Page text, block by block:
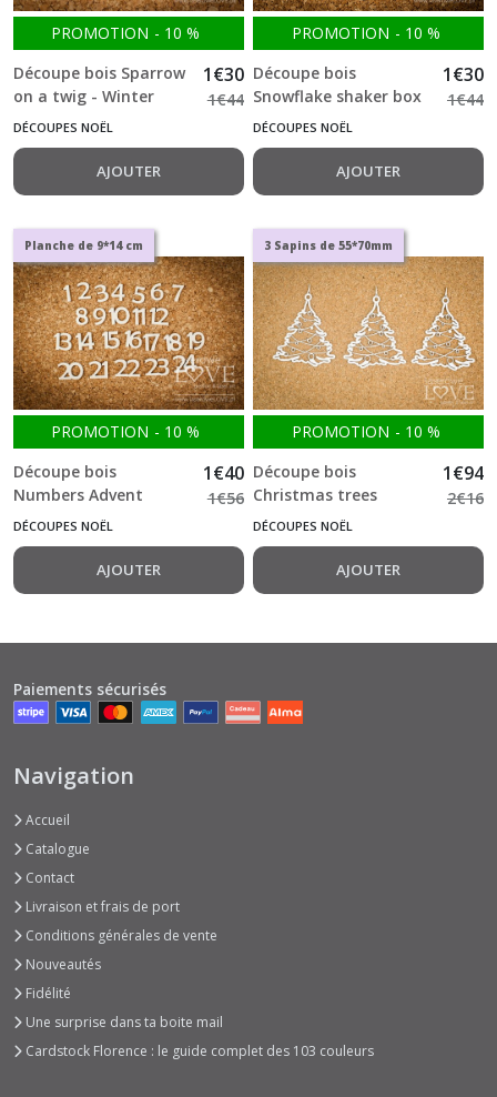
PROMOTION - 10 %
Découpe bois Sparrow
on a twig - Winter
Song -497-
1€30
1€44
DÉCOUPES NOËL
AJOUTER
PROMOTION - 10 %
Découpe bois
Snowflake shaker box
- Winter fun -459-
1€30
1€44
DÉCOUPES NOËL
AJOUTER
Planche de 9*14 cm
PROMOTION - 10 %
Découpe bois
Numbers Advent
Calendar - Vintage
1€40
1€56
DÉCOUPES NOËL
AJOUTER
3 Sapins de 55*70mm
PROMOTION - 10 %
Découpe bois
Christmas trees
Christmas Nutcracker
1€94
2€16
DÉCOUPES NOËL
AJOUTER
Paiements sécurisés
Navigation
Accueil
Catalogue
Contact
Livraison et frais de port
Conditions générales de vente
Nouveautés
Fidélité
Une surprise dans ta boite mail
Cardstock Florence : le guide complet des 103 couleurs